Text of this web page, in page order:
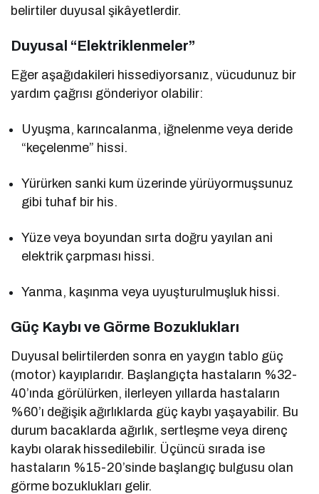
belirtiler duyusal şikâyetlerdir.
Duyusal “Elektriklenmeler”
Eğer aşağıdakileri hissediyorsanız, vücudunuz bir
yardım çağrısı gönderiyor olabilir:
Uyuşma, karıncalanma, iğnelenme veya deride
“keçelenme” hissi.
Yürürken sanki kum üzerinde yürüyormuşsunuz
gibi tuhaf bir his.
Yüze veya boyundan sırta doğru yayılan ani
elektrik çarpması hissi.
Yanma, kaşınma veya uyuşturulmuşluk hissi.
Güç Kaybı ve Görme Bozuklukları
Duyusal belirtilerden sonra en yaygın tablo güç
(motor) kayıplarıdır. Başlangıçta hastaların %32-
40’ında görülürken, ilerleyen yıllarda hastaların
%60’ı değişik ağırlıklarda güç kaybı yaşayabilir. Bu
durum bacaklarda ağırlık, sertleşme veya direnç
kaybı olarak hissedilebilir. Üçüncü sırada ise
hastaların %15-20’sinde başlangıç bulgusu olan
görme bozuklukları gelir.